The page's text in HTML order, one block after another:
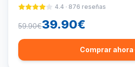
4.4 · 876 reseñas
59.90€39.90€
Comprar ahora